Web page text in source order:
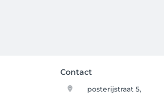
Contact
posterijstraat 5,